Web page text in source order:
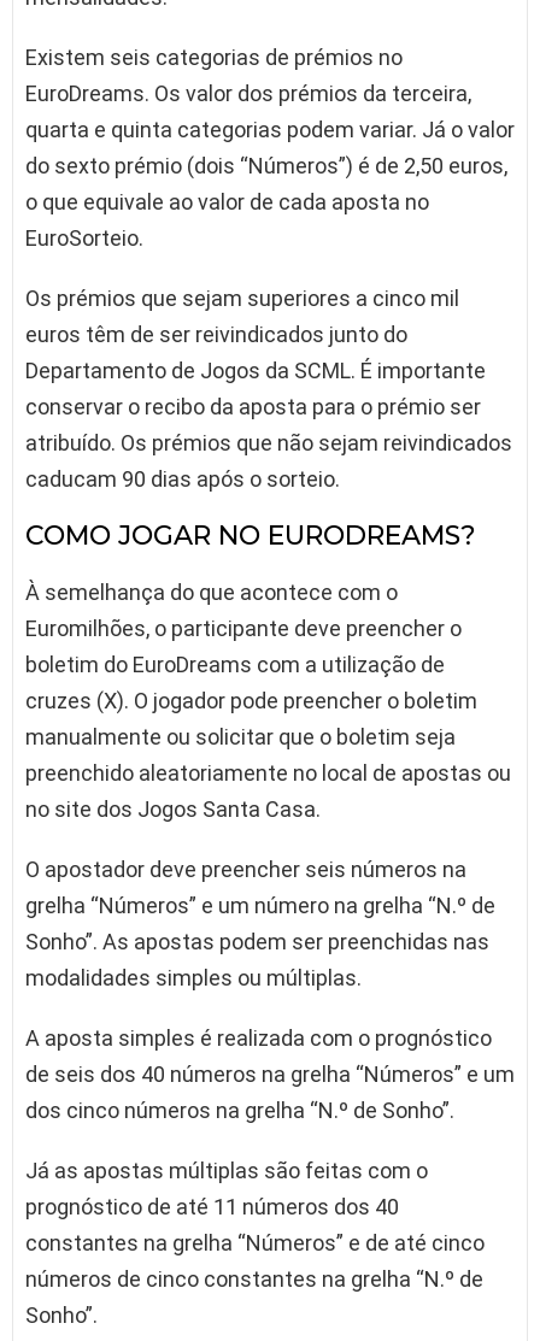
Existem seis categorias de prémios no
EuroDreams. Os valor dos prémios da terceira,
quarta e quinta categorias podem variar. Já o valor
do sexto prémio (dois “Números”) é de 2,50 euros,
o que equivale ao valor de cada aposta no
EuroSorteio.
Os prémios que sejam superiores a cinco mil
euros têm de ser reivindicados junto do
Departamento de Jogos da SCML. É importante
conservar o recibo da aposta para o prémio ser
atribuído. Os prémios que não sejam reivindicados
caducam 90 dias após o sorteio.
COMO JOGAR NO EURODREAMS?
À semelhança do que acontece com o
Euromilhões, o participante deve preencher o
boletim do EuroDreams com a utilização de
cruzes (X). O jogador pode preencher o boletim
manualmente ou solicitar que o boletim seja
preenchido aleatoriamente no local de apostas ou
no site dos Jogos Santa Casa.
O apostador deve preencher seis números na
grelha “Números” e um número na grelha “N.º de
Sonho”. As apostas podem ser preenchidas nas
modalidades simples ou múltiplas.
A aposta simples é realizada com o prognóstico
de seis dos 40 números na grelha “Números” e um
dos cinco números na grelha “N.º de Sonho”.
Já as apostas múltiplas são feitas com o
prognóstico de até 11 números dos 40
constantes na grelha “Números” e de até cinco
números de cinco constantes na grelha “N.º de
Sonho”.